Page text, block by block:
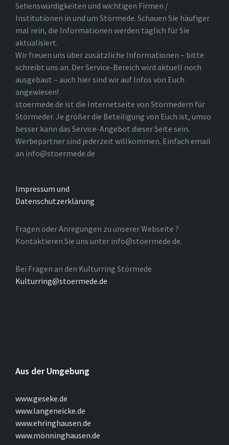
Sehenswürdigkeiten und wichtigen Firmen /
Institutionen in und um Störmede. Schauen Sie häufiger
mal rein, die Informationen werden täglich für Sie
aktualisiert.
Wir freuen uns über zusätzliche Informationen – bitte
schreibt uns an. Der Service-Bereich wird aktuell noch
ausgebaut – auch hier sind wir auf Infos von Euch
angewiesen!
stoermede.de ist die Internetseite von Störmedern für
Störmeder. Je größer die Beteiligung von Euch ist, umso
besser kann das Service-Angebot dieser Seite sein.
Werbepartner sind jederzeit willkommen. Einfach email
an info@stoermede.de
Impressum und
Datenschutzerklärung
Fragen oder Anregungen zu unserer Webseite ?
Kontaktieren Sie uns unter info@stoermede.de.
Bei Fragen an den Kulturring Störmede
Kulturring@stoermede.de
Aus der Umgebung
www.geseke.de
www.langeneicke.de
www.ehringhausen.de
www.mönninghausen.de